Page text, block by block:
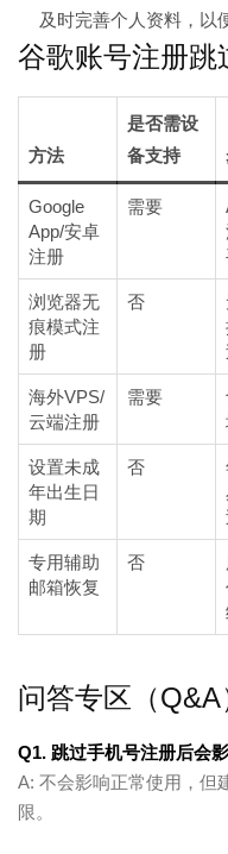
及时完善个人资料，以
谷歌账号注册跳
方法
是否需设
备支持
Google
App/安卓
注册
需要
浏览器无
痕模式注
册
否
海外VPS/
云端注册
需要
设置未成
年出生日
期
否
专用辅助
邮箱恢复
否
问答专区（Q&A
Q1. 跳过手机号注册后会
A: 不会影响正常使用，但
限。